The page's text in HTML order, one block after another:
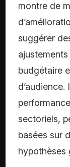
montre de
suggérer
budgétaire
sectoriels,
basées sur
hypothèses